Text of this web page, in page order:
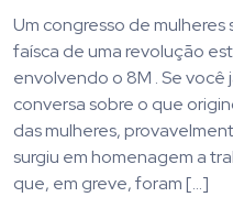
Um congresso de mulheres
faísca de uma revolução
envolvendo o 8M . Se
conversa sobre o que
das mulheres,
surgiu em homenagem a
que, em greve, foram […]